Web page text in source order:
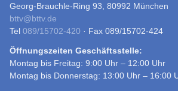
Georg-Brauchle-Ring 93, 80992 München
bttv@bttv.de
Tel 089/15702-420 · Fax 089/15702-424
Öffnungszeiten Geschäftsstelle:
Montag bis Freitag: 9:00 Uhr – 12:00 Uhr
Montag bis Donnerstag: 13:00 Uhr – 16:00